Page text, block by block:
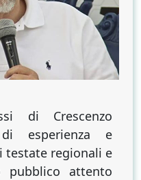
di Crescenzo
esperienza e
testate regionali e
pubblico attento